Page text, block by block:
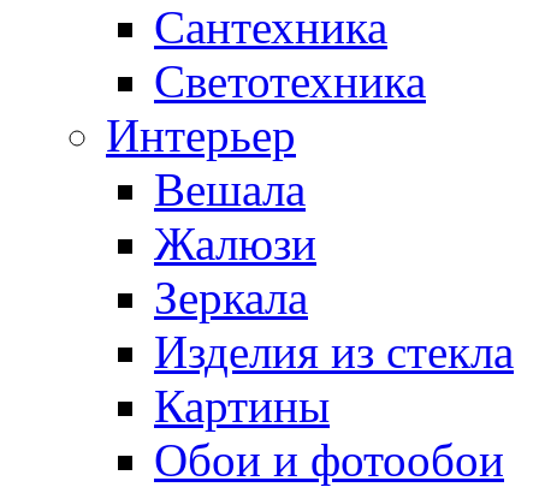
Сантехника
Светотехника
Интерьер
Вешала
Жалюзи
Зеркала
Изделия из стекла
Картины
Обои и фотообои